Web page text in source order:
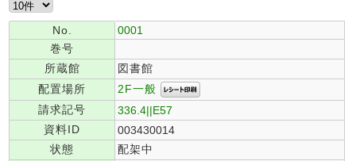
No.
0001
巻号
所蔵館
図書館
配置場所
2F一般
請求記号
336.4||E57
資料ID
003430014
状態
配架中